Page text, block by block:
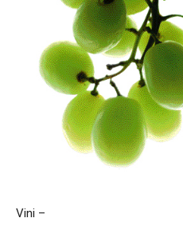
Vini –